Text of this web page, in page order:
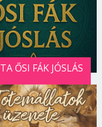
ŐSI FÁK JÓSLÁS